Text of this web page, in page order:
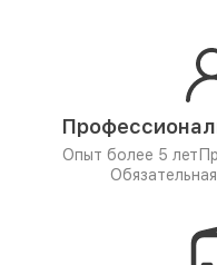
Опыт более 5 лет